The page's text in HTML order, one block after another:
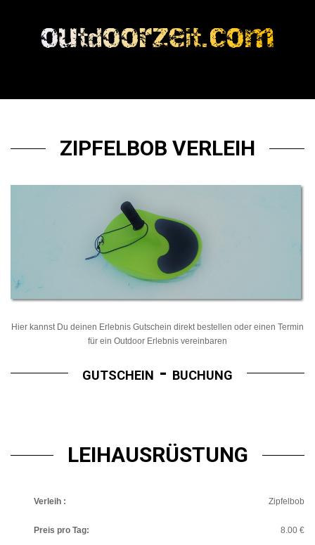
ZIPFELBOB VERLEIH
Hier kannst Du deinen Erlebnis Gutschein direkt bestellen oder einen Termin
für ein Outdoor Erlebnis vereinbaren
GUTSCHEIN - BUCHUNG
LEIHAUSRÜSTUNG
Verleih : Zipfelbob
Preis pro Tag: 8.00 €